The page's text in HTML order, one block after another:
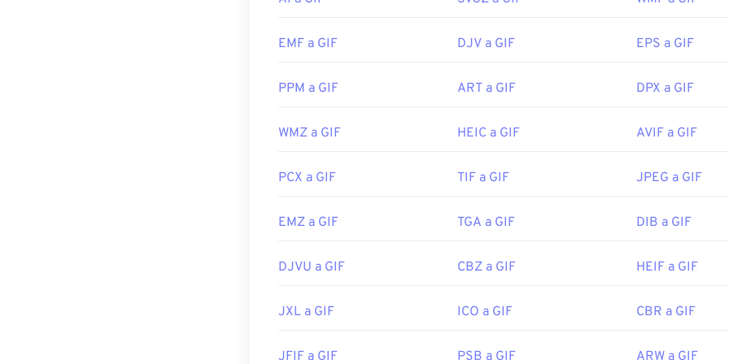
sistemas operativos. Para abrir un GIF y editarlo, use una aplicación como
NXT Proy otros. En macOS, use visores y editores de imágenes de Adobe,
Enlaces útiles:
https://en.wikipedia.org/wiki/GIF
EMF a GIF DJV a GIF EPS a GIF
PPM a GIF ART a GIF DPX a GIF
WMZ a GIF HEIC a GIF AVIF a GIF
PCX a GIF TIF a GIF JPEG a GIF
EMZ a GIF TGA a GIF DIB a GIF
DJVU a GIF CBZ a GIF HEIF a GIF
JXL a GIF ICO a GIF CBR a GIF
JFIF a GIF PSB a GIF ARW a GIF